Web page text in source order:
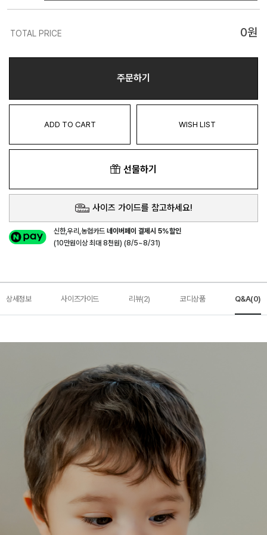
TOTAL PRICE 0원
주문하기
ADD TO CART WISH LIST
선물하기
사이즈 가이드를 참고하세요!
신한,우리,농협카드네이버페이 결제시 5%할인
(10만원이상 최대 8천원) (8/5~8/31)
상세정보 사이즈가이드 리뷰(2) 코디상품 Q&A(0)